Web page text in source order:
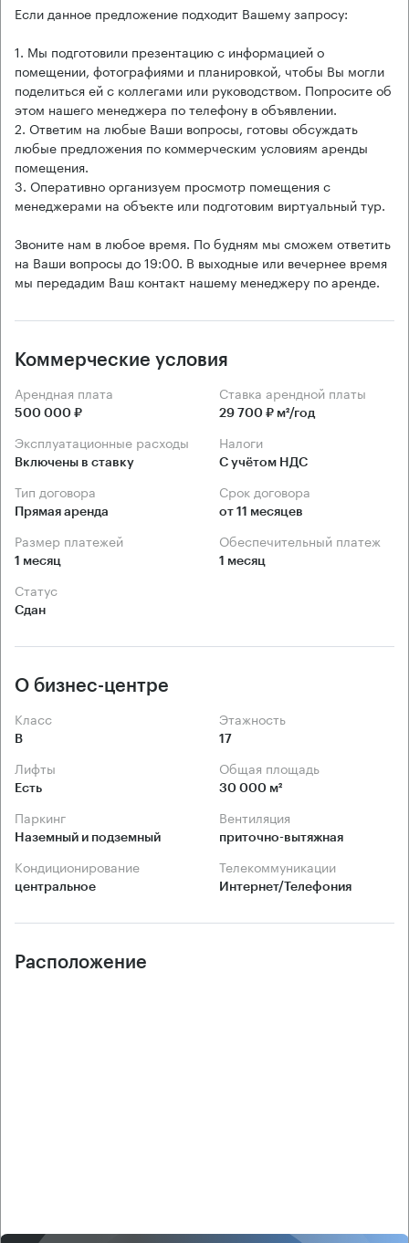
Если данное предложение подходит Вашему запросу:
1. Мы подготовили презентацию с информацией о
помещении, фотографиями и планировкой, чтобы Вы могли
поделиться ей с коллегами или руководством. Попросите об
этом нашего менеджера по телефону в объявлении.
2. Ответим на любые Ваши вопросы, готовы обсуждать
любые предложения по коммерческим условиям аренды
помещения.
3. Оперативно организуем просмотр помещения с
менеджерами на объекте или подготовим виртуальный тур.
Звоните нам в любое время. По будням мы сможем ответить
на Ваши вопросы до 19:00. В выходные или вечернее время
мы передадим Ваш контакт нашему менеджеру по аренде.
Коммерческие условия
Арендная плата
500 000 ₽
Ставка арендной платы
29 700 ₽ м²/год
Эксплуатационные расходы
Включены в ставку
Налоги
С учётом НДС
Тип договора
Прямая аренда
Срок договора
от 11 месяцев
Размер платежей
1 месяц
Обеспечительный платеж
1 месяц
Статус
Сдан
О бизнес-центре
Класс
B
Этажность
17
Лифты
Есть
Общая площадь
30 000 м²
Паркинг
Наземный и подземный
Вентиляция
приточно-вытяжная
Кондиционирование
центральное
Телекоммуникации
Интернет/Телефония
Расположение